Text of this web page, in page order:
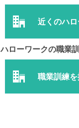
近くのハ
ハローワークの職業
職業訓練